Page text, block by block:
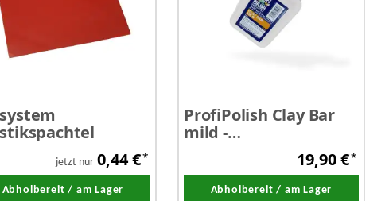
jetzt nur 0,44 €*
Abholbereit / am Lager
ProfiPolish Clay Bar
mild -
Reinigungsknete 200
19,90 €*
Abholbereit / am Lager